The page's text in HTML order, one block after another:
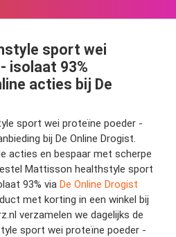
sport wei
isolaat 93%
acties bij De
sport wei proteïne poeder -
bij De Online Drogist.
acties en bespaar met scherpe
Mattisson healthstyle sport
93% via De Online Drogist
met korting in een winkel bij
verzamelen we dagelijks de
sport wei proteïne poeder -